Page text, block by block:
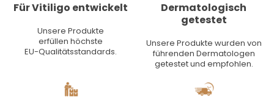
Für Vitiligo entwickelt
Unsere Produkte
erfüllen höchste
EU-Qualitätsstandards.
Dermatologisch
getestet
Unsere Produkte wurden von
führenden Dermatologen
getestet und empfohlen.